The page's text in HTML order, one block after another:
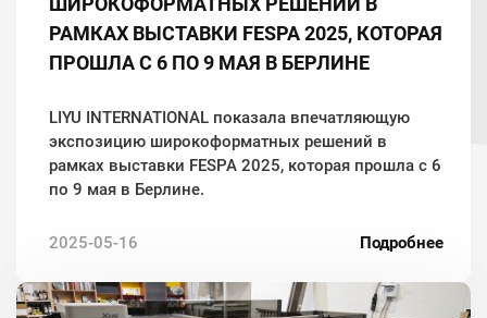
РАМКАХ ВЫСТАВКИ FESPA 2025, КОТОРАЯ
ПРОШЛА С 6 ПО 9 МАЯ В БЕРЛИНЕ
LIYU INTERNATIONAL показала впечатляющую
экспозицию широкоформатных решений в
рамках выставки FESPA 2025, которая прошла с 6
по 9 мая в Берлине.
2025-05-16 Подробнее